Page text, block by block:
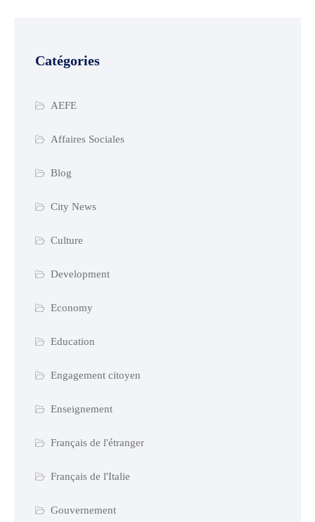
Catégories
AEFE
Affaires Sociales
Blog
City News
Culture
Development
Economy
Education
Engagement citoyen
Enseignement
Français de l'étranger
Français de l'Italie
Gouvernement